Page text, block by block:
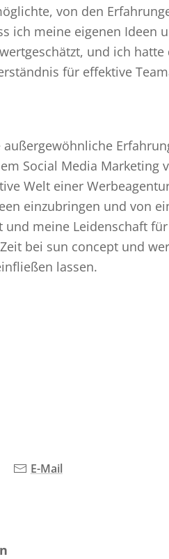
von den
ich meine eigenen Ideen
und ich
für effektive
Social Media Marketing
Welt einer
einzubringen und von
meine Leidenschaft
bei sun concept und
lassen.
E-Mail